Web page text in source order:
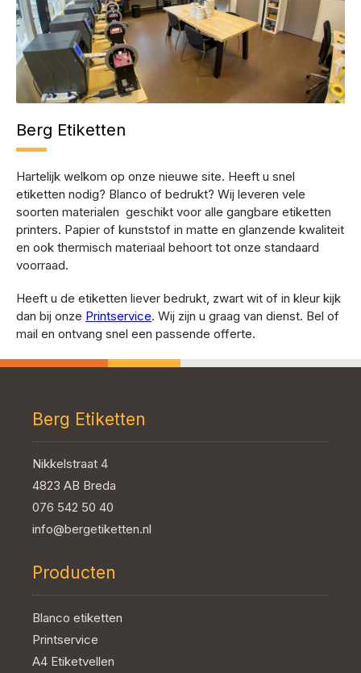
Berg Etiketten
Hartelijk welkom op onze nieuwe site. Heeft u snel
etiketten nodig? Blanco of bedrukt? Wij leveren vele
soorten materialen geschikt voor alle gangbare etiketten
printers. Papier of kunststof in matte en glanzende kwaliteit
en ook thermisch materiaal behoort tot onze standaard
voorraad.
Heeft u de etiketten liever bedrukt, zwart wit of in kleur kijk
dan bij onze Printservice. Wij zijn u graag van dienst. Bel of
mail en ontvang snel een passende offerte.
Berg Etiketten
Nikkelstraat 4
4823 AB Breda
076 542 50 40
info@bergetiketten.nl
Producten
Blanco etiketten
Printservice
A4 Etiketvellen